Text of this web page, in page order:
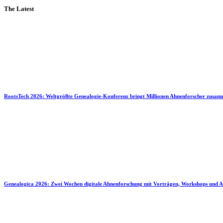
The Latest
RootsTech 2026: Weltgrößte Genealogie-Konferenz bringt Millionen Ahnenforscher
Genealogica 2026: Zwei Wochen digitale Ahnenforschung mit Vorträgen, Workshops und